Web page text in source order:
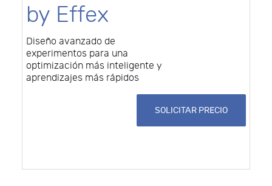
by Effex
Diseño avanzado de
experimentos para una
optimización más inteligente y
aprendizajes más rápidos
SOLICITAR PRECIO